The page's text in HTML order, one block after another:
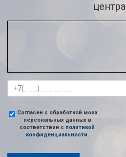
центра
Согласен с обработкой моих
персональных данных в
соответствии с политикой
конфиденциальности.